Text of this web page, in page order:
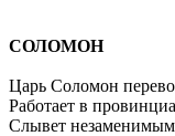
СОЛОМОН
Царь Соломон
Работает в
Слывет